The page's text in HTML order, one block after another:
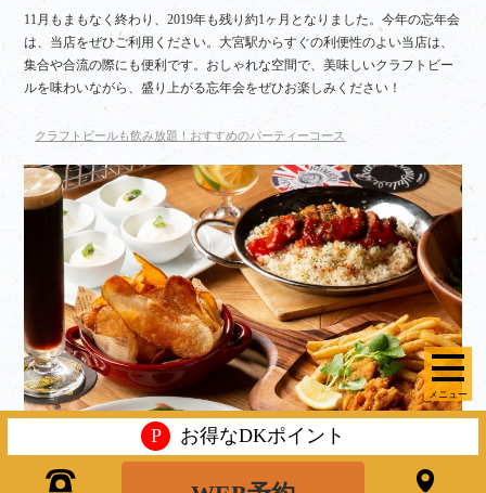
メニュー
11月もまもなく終わり、2019年も残り約1ヶ月となりました。今年の忘年会
は、当店をぜひご利用ください。大宮駅からすぐの利便性のよい当店は、
集合や合流の際にも便利です。おしゃれな空間で、美味しいクラフトビー
ルを味わいながら、盛り上がる忘年会をぜひお楽しみください！
クラフトビールも飲み放題！おすすめのパーティーコース
P お得なDKポイント